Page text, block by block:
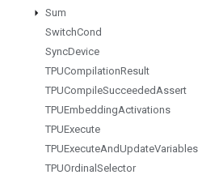
Sum
SwitchCond
SyncDevice
TPUCompilationResult
TPUCompileSucceededAssert
TPUEmbeddingActivations
TPUExecute
TPUExecuteAndUpdateVariables
TPUOrdinal Selector